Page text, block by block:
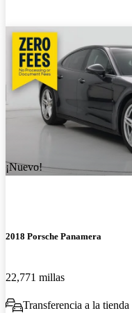
¡Nuevo!
2018 Porsche Panamera
22,771 millas
Transferencia a la